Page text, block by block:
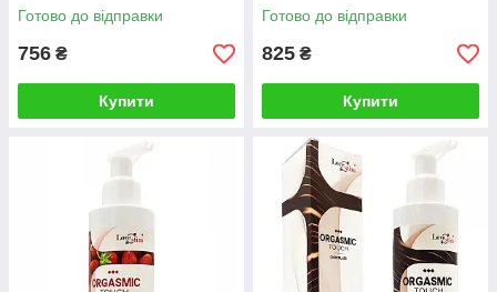
Готово до відправки
756 ₴
Купити
Готово до відправки
825 ₴
Купити